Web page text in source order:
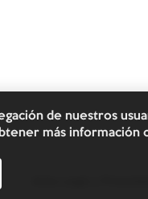
de nuestros
más información